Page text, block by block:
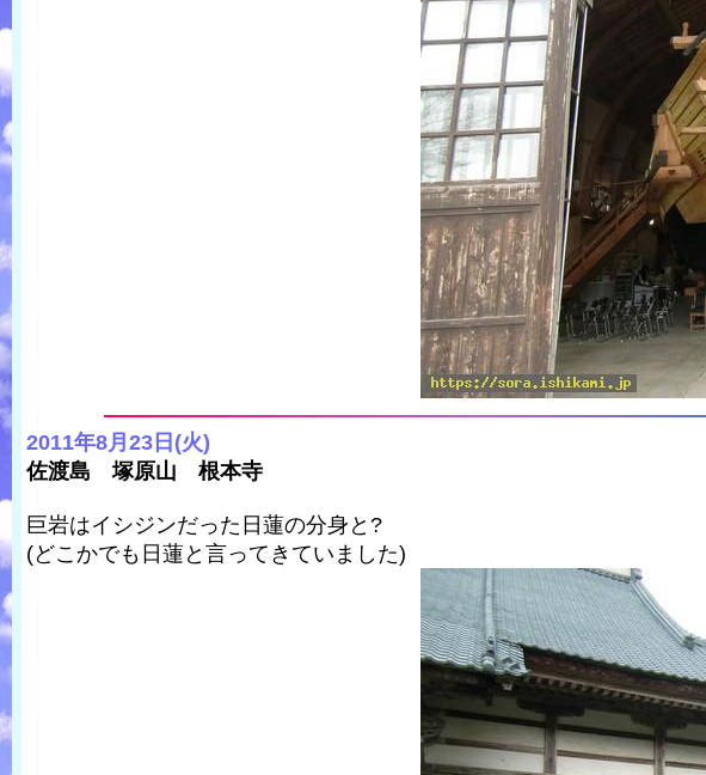
2011年8月23日(火)
佐渡島 塚原山 根本寺
巨岩はイシジンだった日蓮の分身と?
(どこかでも日蓮と言ってきていました)